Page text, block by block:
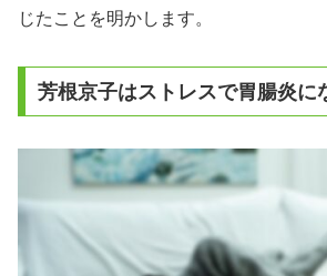
じたことを明かします。
芳根京子はストレスで胃腸炎に